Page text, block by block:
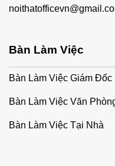
Bàn Làm Việc
Bàn Làm Việc Giám Đốc
Bàn Làm Việc Văn
Bàn Làm Việc Tại Nhà